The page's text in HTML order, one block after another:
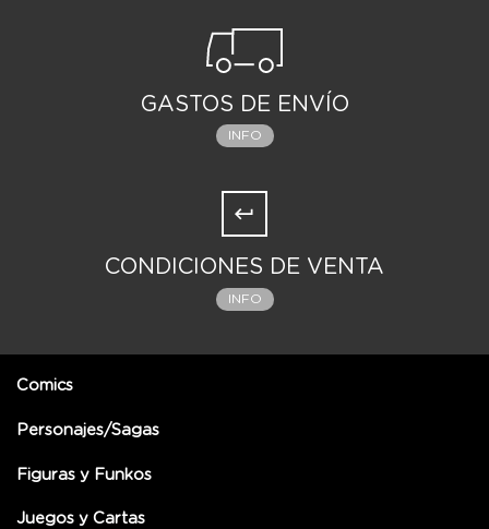
GASTOS DE ENVÍO
INFO
CONDICIONES DE VENTA
INFO
Comics
Personajes/Sagas
Figuras y Funkos
Juegos y Cartas